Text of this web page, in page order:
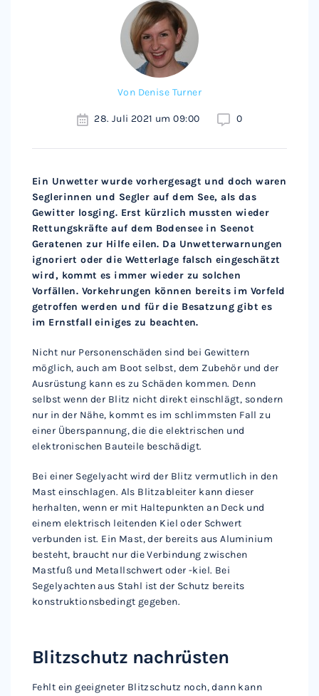
Von Denise Turner
28. Juli 2021 um 09:00 0
Ein Unwetter wurde vorhergesagt und doch waren
Seglerinnen und Segler auf dem See, als das
Gewitter losging. Erst kürzlich mussten wieder
Rettungskräfte auf dem Bodensee in Seenot
Geratenen zur Hilfe eilen. Da Unwetterwarnungen
ignoriert oder die Wetterlage falsch eingeschätzt
wird, kommt es immer wieder zu solchen
Vorfällen. Vorkehrungen können bereits im Vorfeld
getroffen werden und für die Besatzung gibt es
im Ernstfall einiges zu beachten.
Nicht nur Personenschäden sind bei Gewittern
möglich, auch am Boot selbst, dem Zubehör und der
Ausrüstung kann es zu Schäden kommen. Denn
selbst wenn der Blitz nicht direkt einschlägt, sondern
nur in der Nähe, kommt es im schlimmsten Fall zu
einer Überspannung, die die elektrischen und
elektronischen Bauteile beschädigt.
Bei einer Segelyacht wird der Blitz vermutlich in den
Mast einschlagen. Als Blitzableiter kann dieser
herhalten, wenn er mit Haltepunkten an Deck und
einem elektrisch leitenden Kiel oder Schwert
verbunden ist. Ein Mast, der bereits aus Aluminium
besteht, braucht nur die Verbindung zwischen
Mastfuß und Metallschwert oder -kiel. Bei
Segelyachten aus Stahl ist der Schutz bereits
konstruktionsbedingt gegeben.
Blitzschutz nachrüsten
Fehlt ein geeigneter Blitzschutz noch, dann kann